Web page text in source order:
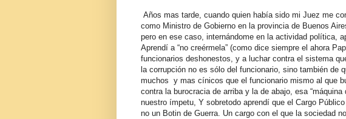
Años mas tarde, cuando quien había sido mi Juez me
como Ministro de Gobierno en la provincia de Buenos
pero en ese caso, internándome en la actividad política,
Aprendí a “no creérmela” (como dice siempre el ahora
funcionarios deshonestos, y a luchar contra el sistema
la corrupción no es sólo del funcionario, sino también de
muchos y mas cínicos que el funcionario mismo al que
contra la burocracia de arriba y la de abajo, esa
nuestro ímpetu, Y sobretodo aprendí que el Cargo
no un Botin de Guerra. Un cargo con el que la sociedad